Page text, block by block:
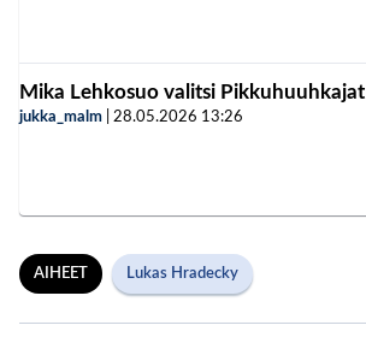
Mika Lehkosuo valitsi Pikkuhuuhkajat
jukka_malm 28.05.2026 13:26
AIHEET Lukas Hradecky